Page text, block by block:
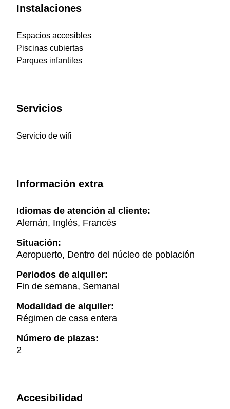
Instalaciones
Espacios accesibles
Piscinas cubiertas
Parques infantiles
Servicios
Servicio de wifi
Información extra
Idiomas de atención al cliente:
Alemán, Inglés, Francés
Situación:
Aeropuerto, Dentro del núcleo de población
Periodos de alquiler:
Fin de semana, Semanal
Modalidad de alquiler:
Régimen de casa entera
Número de plazas:
2
Accesibilidad